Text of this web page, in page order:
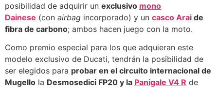
posibilidad de adquirir un exclusivo mono
Dainese (con airbag incorporado) y un casco Arai de
fibra de carbono; ambos hacen juego con la moto.
Como premio especial para los que adquieran este
modelo exclusivo de Ducati, tendrán la posibilidad de
ser elegidos para probar en el circuito internacional de
Mugello la Desmosedici FP20 y la Panigale V4 R de